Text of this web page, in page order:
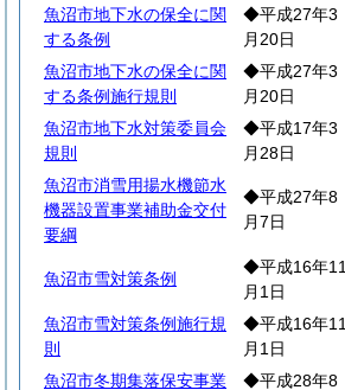
魚沼市地下水の保全に関
する条例
◆平成27年3
月20日
魚沼市地下水の保全に関
する条例施行規則
◆平成27年3
月20日
魚沼市地下水対策委員会
規則
◆平成17年3
月28日
魚沼市消雪用揚水機節水
機器設置事業補助金交付
要綱
◆平成27年8
月7日
魚沼市雪対策条例
◆平成16年11
月1日
魚沼市雪対策条例施行規
則
◆平成16年11
月1日
魚沼市冬期集落保安事業
◆平成28年8